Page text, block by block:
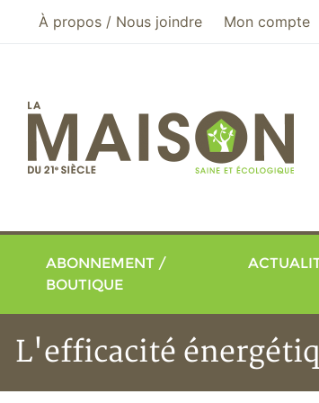
Aller au menu principal
Aller au contenu principal
À propos / Nous joindre Mon compte
ABONNEMENT /
BOUTIQUE
L'efficacité